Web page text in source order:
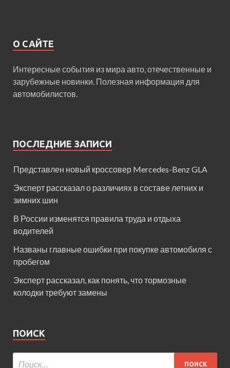
О САЙТЕ
Интересные события из мира авто, отечественные и
зарубежные новинки. Полезная информация для
автомобилистов.
ПОСЛЕДНИЕ ЗАПИСИ
Представлен новый кроссовер Mercedes-Benz GLA
Эксперт рассказал о различиях в составе летних и
зимних шин
В России изменятся правила труда и отдыха
водителей
Названы главные ошибки при покупке автомобиля с
пробегом
Эксперт рассказал, как понять, что тормозные
колодки требуют замены
ПОИСК